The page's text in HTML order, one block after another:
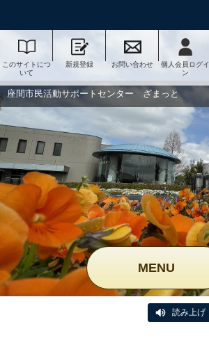
このサイトにつ
いて
新規登録 お問い合わせ
個人会員ログイ
ン
座間市民活動サポートセンター ざまっと
MENU
読み上げ